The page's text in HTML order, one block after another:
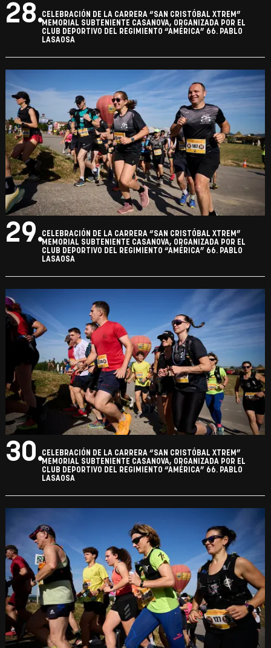
28.CELEBRACIÓN DE LA CARRERA “SAN CRISTÓBAL XTREM”
MEMORIAL SUBTENIENTE CASANOVA, ORGANIZADA POR EL
CLUB DEPORTIVO DEL REGIMIENTO “AMÉRICA” 66. PABLO
LASAOSA
29.CELEBRACIÓN DE LA CARRERA “SAN CRISTÓBAL XTREM”
MEMORIAL SUBTENIENTE CASANOVA, ORGANIZADA POR EL
CLUB DEPORTIVO DEL REGIMIENTO “AMÉRICA” 66. PABLO
LASAOSA
30.CELEBRACIÓN DE LA CARRERA “SAN CRISTÓBAL XTREM”
MEMORIAL SUBTENIENTE CASANOVA, ORGANIZADA POR EL
CLUB DEPORTIVO DEL REGIMIENTO “AMÉRICA” 66. PABLO
LASAOSA